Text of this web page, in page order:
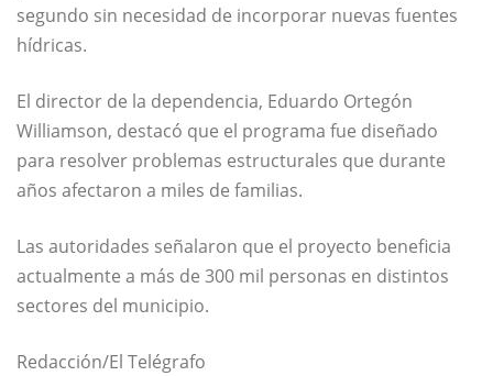
segundo sin necesidad de incorporar nuevas fuentes
hídricas.
El director de la dependencia, Eduardo Ortegón
Williamson, destacó que el programa fue diseñado
para resolver problemas estructurales que durante
años afectaron a miles de familias.
Las autoridades señalaron que el proyecto beneficia
actualmente a más de 300 mil personas en distintos
sectores del municipio.
Redacción/El Telégrafo